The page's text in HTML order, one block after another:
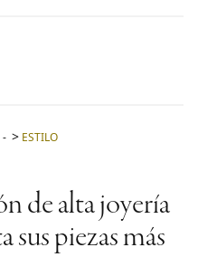
- ESTILO
de alta joyería
sus piezas más